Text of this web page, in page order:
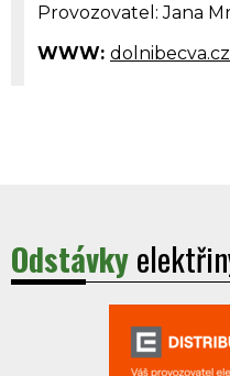
Provozovatel: Jana
WWW:
Odstávky